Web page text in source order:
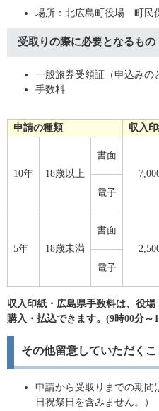
場所：北広島町役場 町
受取りの際に必要となるもの
一般旅券受領証（申込みの
手数料
申請の種類 収入
10年 18歳以上
書面
電子
5年 18歳未満
書面
電子
収入印紙・広島県手数料は、役
購入・払込できます。(9時00分～
その他留意していただくこ
申請から受取りまでの期間
日祝祭日を含みません。）